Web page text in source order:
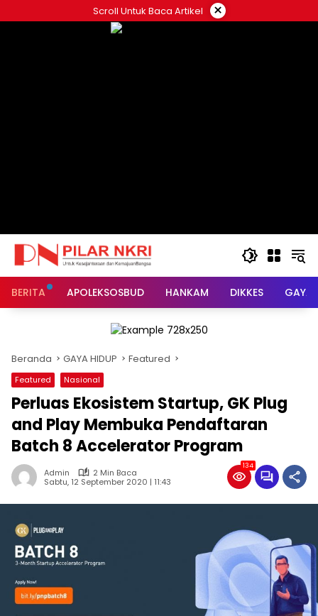
ke
Scroll Untuk Baca Artikel ×
BERITA APOLEKSOSBUD HANKAM DIKKES GAYA
Beranda GAYA HIDUP Featured
Featured Nasional
Perluas Ekosistem Startup, GK Plug
and Play Membuka Pendaftaran
Batch 8 Accelerator Program
Admin
2 Min Baca
Sabtu, 12 September 2020 | 11:43
134